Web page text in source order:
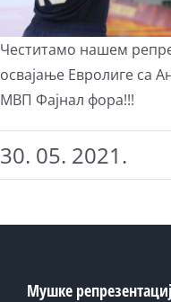
Честитамо нашем
освајање Евролиге са
МВП Фајнал фора!!!
30. 05. 2021.
Мушке